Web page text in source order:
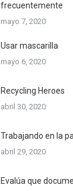
frecuentemente
mayo 7, 2020
Usar mascarilla
mayo 6, 2020
Recycling Heroes
abril 30, 2020
Trabajando en la
abril 29, 2020
Evalúa que